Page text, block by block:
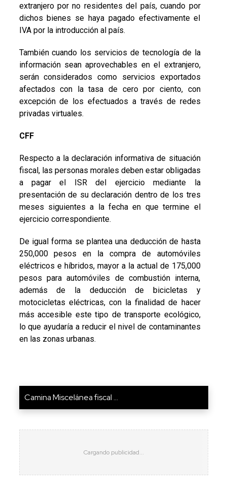
extranjero por no residentes del país, cuando por
dichos bienes se haya pagado efectivamente el
IVA por la introducción al país.
También cuando los servicios de tecnología de la
información sean aprovechables en el extranjero,
serán considerados como servicios exportados
afectados con la tasa de cero por ciento, con
excepción de los efectuados a través de redes
privadas virtuales.
CFF
Respecto a la declaración informativa de situación
fiscal, las personas morales deben estar obligadas
a pagar el ISR del ejercicio mediante la
presentación de su declaración dentro de los tres
meses siguientes a la fecha en que termine el
ejercicio correspondiente.
De igual forma se plantea una deducción de hasta
250,000 pesos en la compra de automóviles
eléctricos e híbridos, mayor a la actual de 175,000
pesos para automóviles de combustión interna,
además de la deducción de bicicletas y
motocicletas eléctricas, con la finalidad de hacer
más accesible este tipo de transporte ecológico,
lo que ayudaría a reducir el nivel de contaminantes
en las zonas urbanas.
Camina Miscelánea fiscal ...